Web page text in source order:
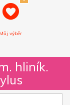
Můj výběr
hliník.